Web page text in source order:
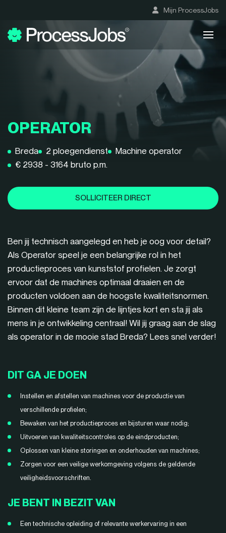
Mijn ProcessJobs
OPERATOR
Breda 2 ploegendienst
Machine operator
€ 2938 - 3164 bruto p.m.
SOLLICITEER DIRECT
Ben jij technisch aangelegd en heb je oog voor detail?
Als Operator speel je een belangrijke rol in het
productieproces van kunststof profielen. Je zorgt
ervoor dat de machines optimaal draaien en de
producten voldoen aan de hoogste kwaliteitsnormen.
Binnen dit kleine team zijn de lijntjes kort en sta jij als
mens in je ontwikkeling centraal! Wil jij graag aan de slag
als operator in de mooie stad Breda? Lees snel verder!
DIT GA JE DOEN
Instellen en afstellen van machines voor de productie van
verschillende profielen;
Bewaken van het productieproces en bijsturen waar nodig;
Uitvoeren van kwaliteitscontroles op de eindproducten;
Oplossen van kleine storingen en onderhouden van machines;
Zorgen voor een veilige werkomgeving volgens de geldende
veiligheidsvoorschriften.
JE BENT IN BEZIT VAN
Een technische opleiding of relevante werkervaring in een